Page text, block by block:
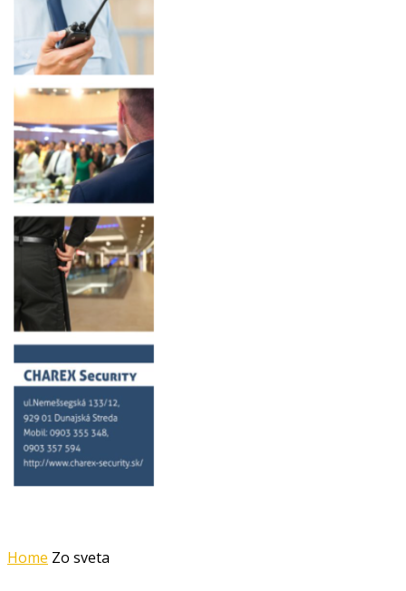
Home Zo sveta